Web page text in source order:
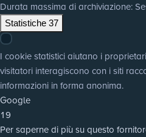
Durata massima di archiviazione:
Statistiche 37
I cookie statistici aiutano i
visitatori interagiscono con i siti
informazioni in forma anonima.
Google
19
Per saperne di più su questo